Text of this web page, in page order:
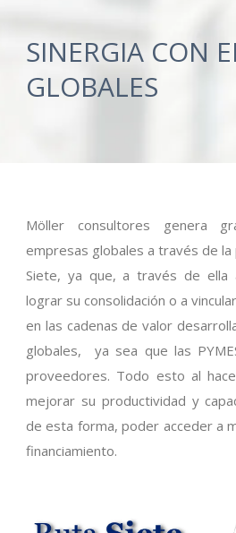
SINERGIA CON
GLOBALES
Möller consultores genera
empresas globales a través de
Siete, ya que, a través de ella
lograr su consolidación o a
en las cadenas de valor
globales, ya sea que las
proveedores. Todo esto al
mejorar su productividad y
de esta forma, poder acceder a
financiamiento.